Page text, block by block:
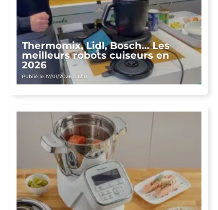
Thermomix, Lidl, Bosch… Les
meilleurs robots cuiseurs en
2026
Publié le 17/01/2026 à 12:11